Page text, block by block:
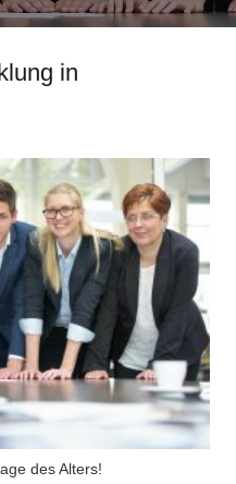
in
des Alters!